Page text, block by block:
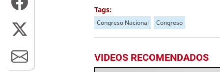
Tags:
Congreso Nacional Congreso
VIDEOS RECOMENDADOS